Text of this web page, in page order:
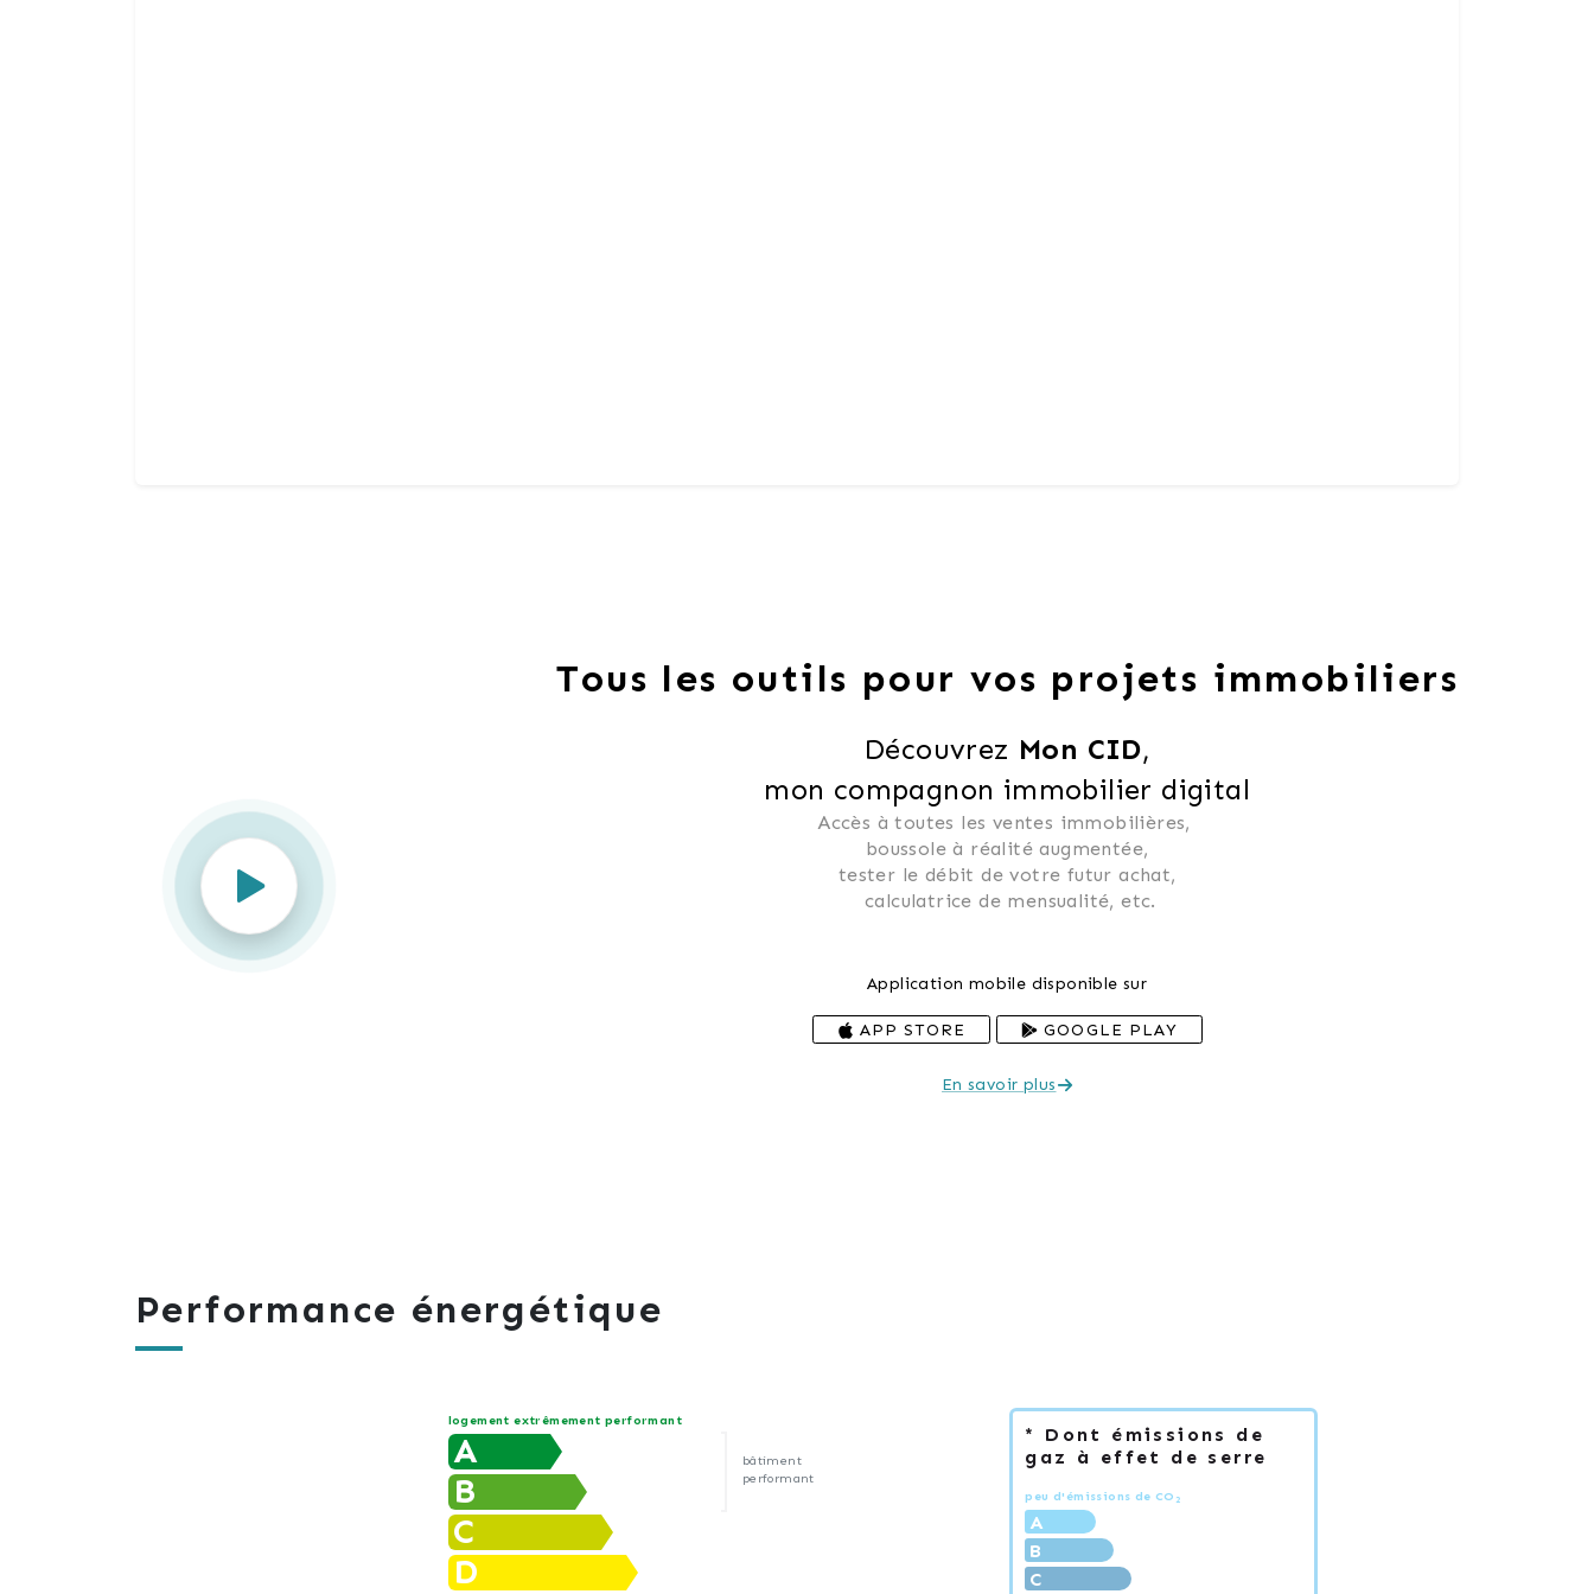
Tous les outils pour vos projets immobiliers
Découvrez Mon CID,
mon compagnon immobilier digital
Accès à toutes les ventes immobilières,
boussole à réalité augmentée,
tester le débit de votre futur achat,
calculatrice de mensualité, etc.
Application mobile disponible sur
APP STORE GOOGLE PLAY
En savoir plus
Performance énergétique
logement extrêmement performant
bâtiment
performant
A
B
C
D
* Dont émissions de
gaz à effet de serre
peu d'émissions de CO 2
A
B
C